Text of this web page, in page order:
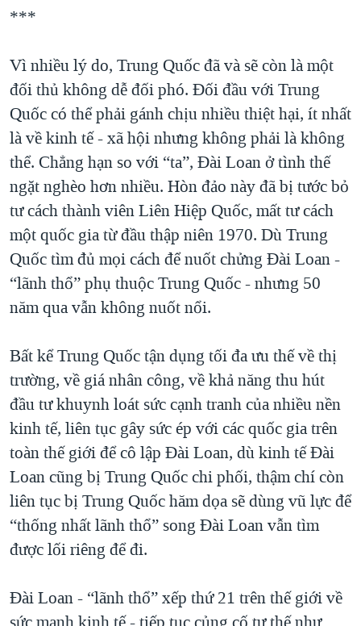
***
Vì nhiều lý do, Trung Quốc đã và sẽ còn là một
đối thủ không dễ đối phó. Đối đầu với Trung
Quốc có thể phải gánh chịu nhiều thiệt hại, ít nhất
là về kinh tế - xã hội nhưng không phải là không
thể. Chẳng hạn so với “ta”, Đài Loan ở tình thế
ngặt nghèo hơn nhiều. Hòn đảo này đã bị tước bỏ
tư cách thành viên Liên Hiệp Quốc, mất tư cách
một quốc gia từ đầu thập niên 1970. Dù Trung
Quốc tìm đủ mọi cách để nuốt chửng Đài Loan -
“lãnh thổ” phụ thuộc Trung Quốc - nhưng 50
năm qua vẫn không nuốt nổi.
Bất kể Trung Quốc tận dụng tối đa ưu thế về thị
trường, về giá nhân công, về khả năng thu hút
đầu tư khuynh loát sức cạnh tranh của nhiều nền
kinh tế, liên tục gây sức ép với các quốc gia trên
toàn thế giới để cô lập Đài Loan, dù kinh tế Đài
Loan cũng bị Trung Quốc chi phối, thậm chí còn
liên tục bị Trung Quốc hăm dọa sẽ dùng vũ lực để
“thống nhất lãnh thổ” song Đài Loan vẫn tìm
được lối riêng để đi.
Đài Loan - “lãnh thổ” xếp thứ 21 trên thế giới về